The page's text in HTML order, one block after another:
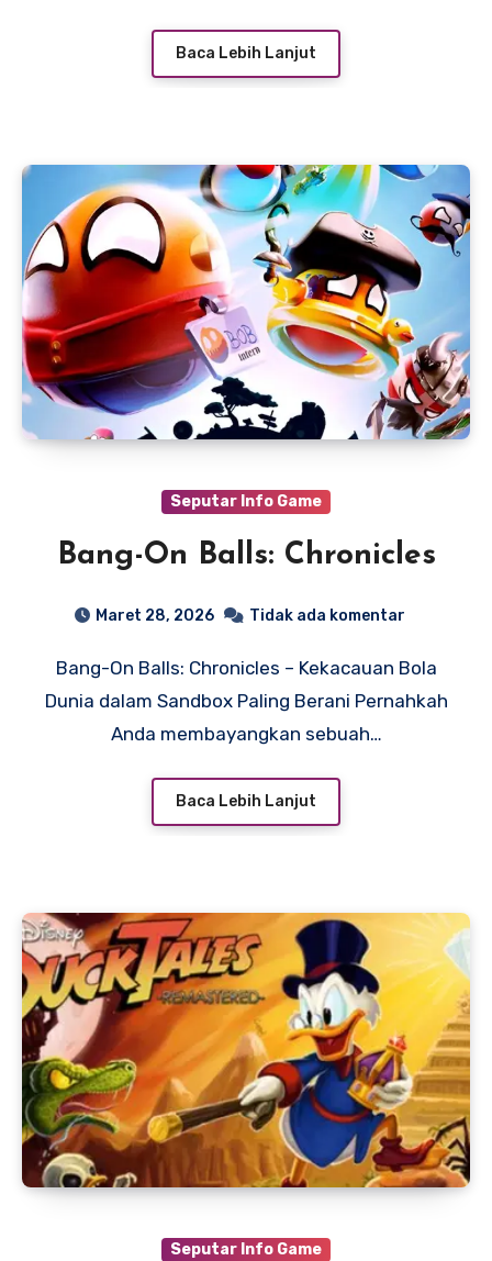
Baca Lebih Lanjut
Seputar Info Game
Bang-On Balls: Chronicles
Maret 28, 2026 Tidak ada komentar
Bang-On Balls: Chronicles – Kekacauan Bola
Dunia dalam Sandbox Paling Berani Pernahkah
Anda membayangkan sebuah…
Baca Lebih Lanjut
Seputar Info Game